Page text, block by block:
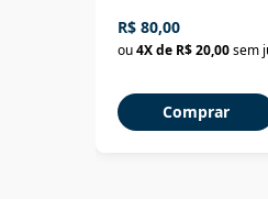
R$ 80,00
ou4X de R$ 20,00sem
Comprar